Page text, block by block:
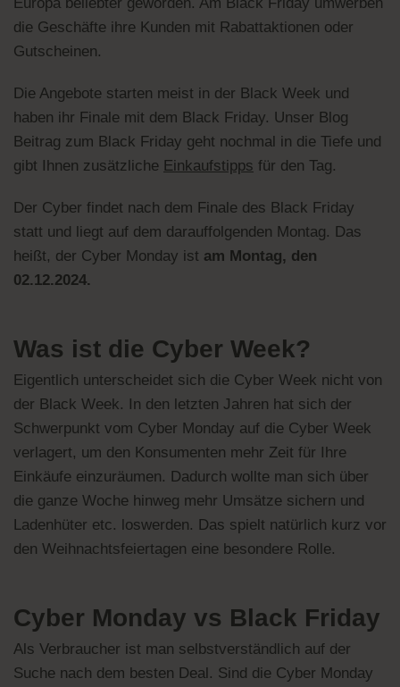
die Geschäfte ihre Kunden mit Rabattaktionen oder
Gutscheinen.
Die Angebote starten meist in der Black Week und
haben ihr Finale mit dem Black Friday. Unser Blog
Beitrag zum Black Friday geht nochmal in die Tiefe und
gibt Ihnen zusätzliche Einkaufstipps für den Tag.
Der Cyber findet nach dem Finale des Black Friday
statt und liegt auf dem darauffolgenden Montag. Das
heißt, der Cyber Monday ist am Montag, den
02.12.2024.
Was ist die Cyber Week?
Eigentlich unterscheidet sich die Cyber Week nicht von
der Black Week. In den letzten Jahren hat sich der
Schwerpunkt vom Cyber Monday auf die Cyber Week
verlagert, um den Konsumenten mehr Zeit für Ihre
Einkäufe einzuräumen. Dadurch wollte man sich über
die ganze Woche hinweg mehr Umsätze sichern und
Ladenhüter etc. loswerden. Das spielt natürlich kurz vor
den Weihnachtsfeiertagen eine besondere Rolle.
Cyber Monday vs Black Friday
Als Verbraucher ist man selbstverständlich auf der
Suche nach dem besten Deal. Sind die Cyber Monday